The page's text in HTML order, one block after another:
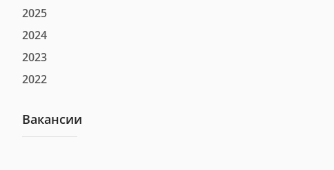
2025
2024
2023
2022
Вакансии